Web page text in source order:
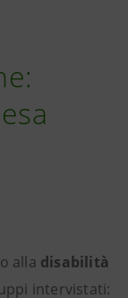
alla disabilità
intervistati: